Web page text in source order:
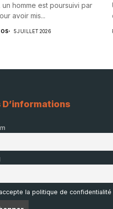
un homme est poursuivi par
avoir mis...
5 JUILLET 2026
la politique de confidentialité